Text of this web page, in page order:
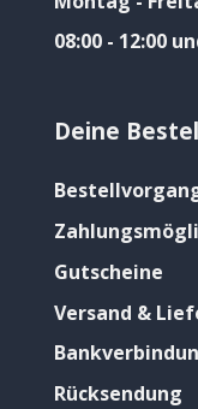
08:00 - 12:00
Deine
Gutscheine
Versand &
Rücksendung